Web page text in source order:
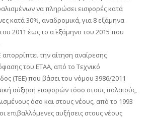
να πληρώσει εισφορές κατά
κατά 30%, αναδρομικά, για 8 εξάμηνα
2011 έως το α΄ εξάμηνο του 2015 που
την αίτηση αναίρεσης
του ΕΤΑΑ, από το Τεχνικό
(ΤΕΕ) που βάσει του νόμου 3986/2011
αύξηση εισφορών τόσο στους παλαιούς,
όσο και στους νέους, από το 1993
επιβαλλόμενες αυξήσεις στους νέους